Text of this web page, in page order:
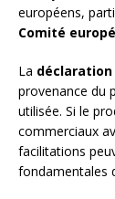
européens,
Comité
La déclaration
provenance du
utilisée. Si le
commerciaux
facilitations
fondamentales